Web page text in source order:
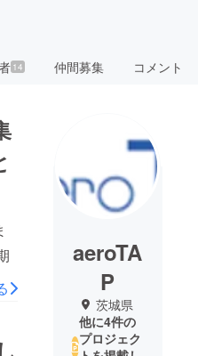
14 仲間募集 コメント
aeroTA
P
茨城県
他に4件の
プロジェク